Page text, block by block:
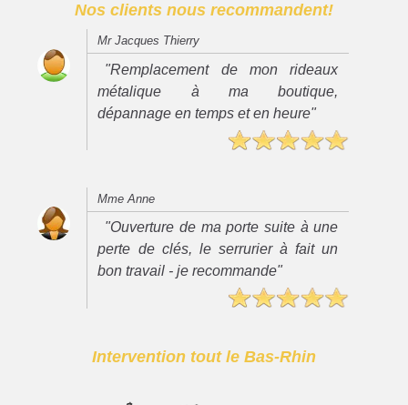
Nos clients nous recommandent!
Mr Jacques Thierry
"Remplacement de mon rideaux
métalique à ma boutique,
dépannage en temps et en heure"
Mme Anne
"Ouverture de ma porte suite à une
perte de clés, le serrurier à fait un
bon travail - je recommande"
Intervention tout le Bas-Rhin